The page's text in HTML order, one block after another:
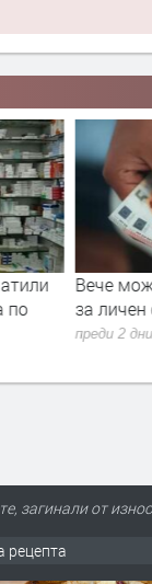
по
Вече
за
преди 2 дни
загинали от
рецепта